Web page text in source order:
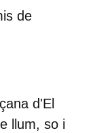
de
d'El
llum, so i